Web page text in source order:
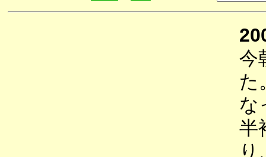
今
た
な
半